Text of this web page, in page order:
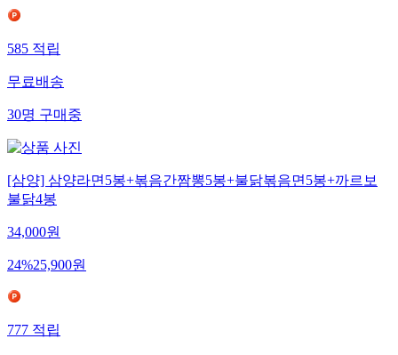
585적립
무료배송
30명구매중
[삼양] 삼양라면5봉+볶음간짬뽕5봉+불닭볶음면5봉+까르보
불닭4봉
34,000원
24%25,900원
777적립